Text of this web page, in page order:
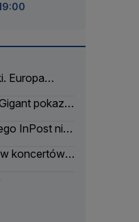
Europa
pokazał
InPost nie
koncertów.